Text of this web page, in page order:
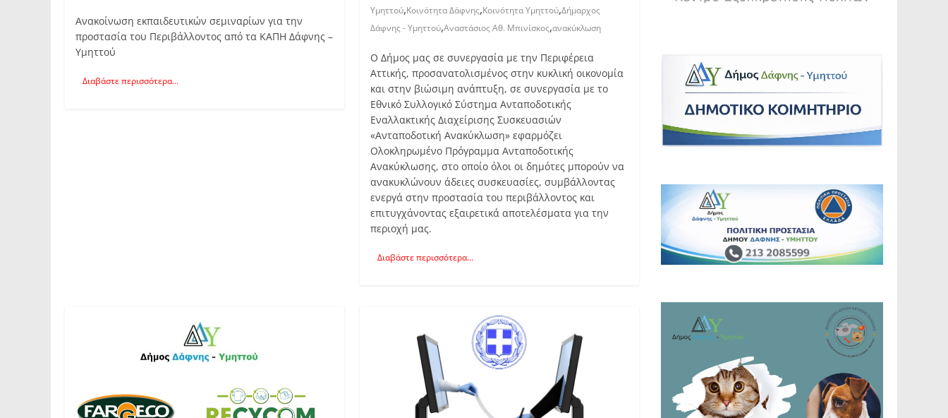
Ανακοίνωση εκπαιδευτικών σεμιναρίων για την
προστασία του Περιβάλλοντος από τα ΚΑΠΗ Δάφνης –
Υμηττού
Διαβάστε περισσότερα...
Υμηττού,Κοινότητα Δάφνης,Κοινότητα Υμηττού,Δήμαρχος
Δάφνης - Υμηττού,Αναστάσιος Αθ. Μπινίσκος,ανακύκλωση
Ο Δήμος μας σε συνεργασία με την Περιφέρεια
Αττικής, προσανατολισμένος στην κυκλική οικονομία
και στην βιώσιμη ανάπτυξη, σε συνεργασία με το
Εθνικό Συλλογικό Σύστημα Ανταποδοτικής
Εναλλακτικής Διαχείρισης Συσκευασιών
«Ανταποδοτική Ανακύκλωση» εφαρμόζει
Ολοκληρωμένο Πρόγραμμα Ανταποδοτικής
Ανακύκλωσης, στο οποίο όλοι οι δημότες μπορούν να
ανακυκλώνουν άδειες συσκευασίες, συμβάλλοντας
ενεργά στην προστασία του περιβάλλοντος και
επιτυγχάνοντας εξαιρετικά αποτελέσματα για την
περιοχή μας.
Διαβάστε περισσότερα...